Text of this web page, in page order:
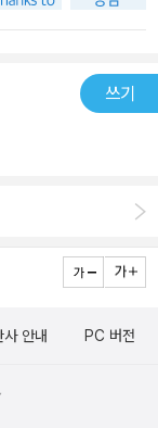
다.
다....아자~아자~오
느냐가 바로 자신
제품을 다 잘 만들
하는 게 아니라 소
을것이다.
쓰기
사 안내 PC 버전